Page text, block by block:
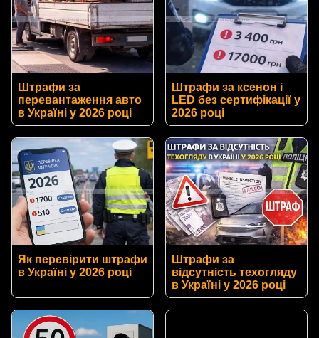
Штрафи за
перевантаження авто
в Україні у 2026 році
Штрафи за ксенон і
LED без сертифікації у
2026 році
Як перевірити штрафи
в Україні у 2026 році
Штрафи за
відсутність техогляду
в Україні у 2026 році